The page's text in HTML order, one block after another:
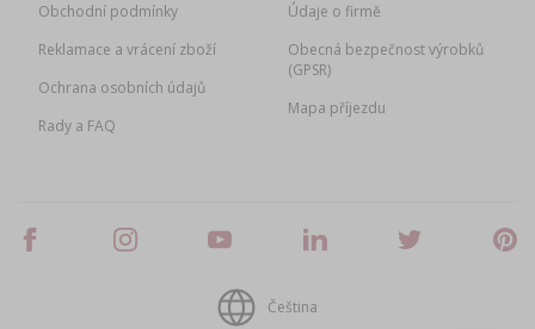
Obchodní podmínky
Reklamace a vrácení zboží
Ochrana osobních údajů
Rady a FAQ
Údaje o firmě
Obecná bezpečnost výrobků
(GPSR)
Mapa příjezdu
Čeština